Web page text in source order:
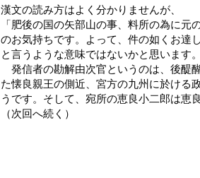
漢文の読み方はよく分かりませんが、
「肥後の国の矢部山の事、料所の為に
のお気持ちです。よって、件の如くお達し
と言うような意味ではないかと思います
発信者の勘解由次官というのは、後醍
た懐良親王の側近、宮方の九州に於ける
うです。そして、宛所の恵良小二郎は恵
（次回へ続く）